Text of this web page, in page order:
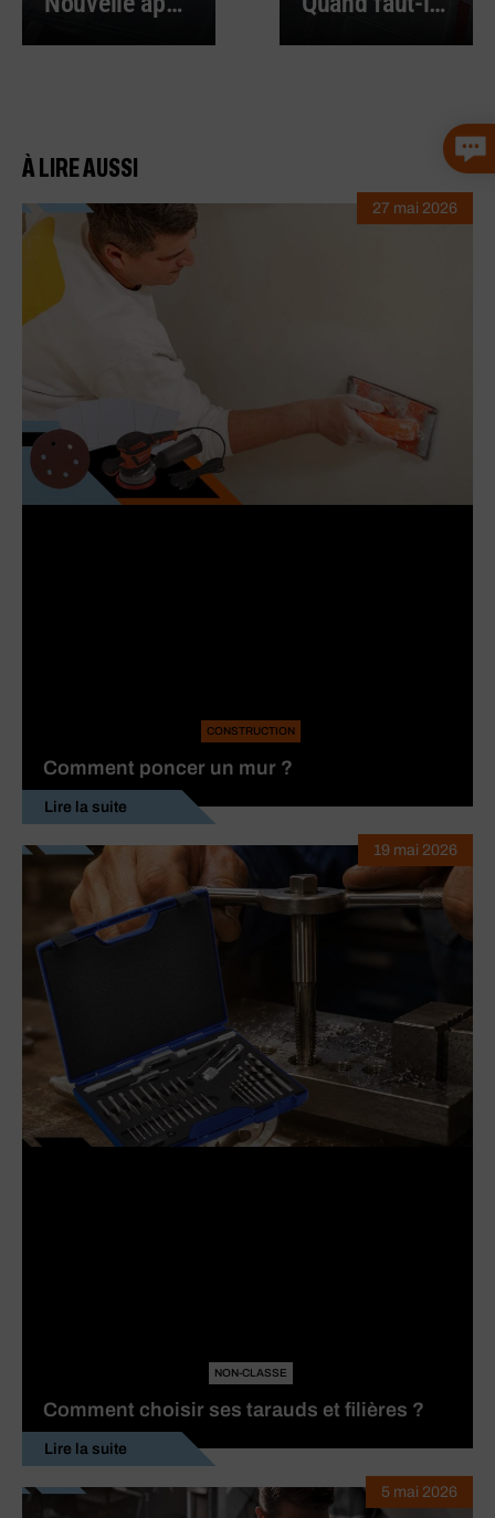
À LIRE AUSSI
CONSTRUCTION
Comment poncer un mur ?
Lire la suite
27 mai 2026
NON-CLASSE
Comment choisir ses tarauds et filières ?
Lire la suite
19 mai 2026
5 mai 2026